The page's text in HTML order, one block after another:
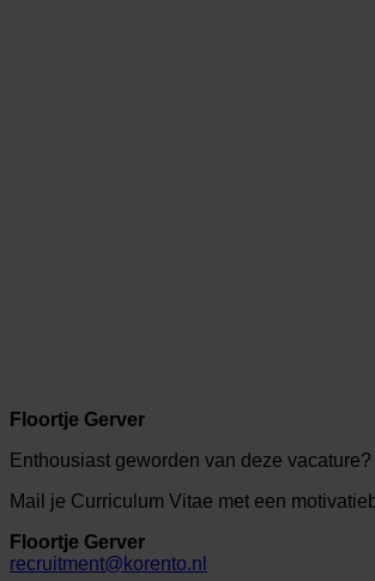
Floortje Gerver
Enthousiast geworden van deze vacature?
Mail je Curriculum Vitae met een
Floortje Gerver
recruitment@korento.nl